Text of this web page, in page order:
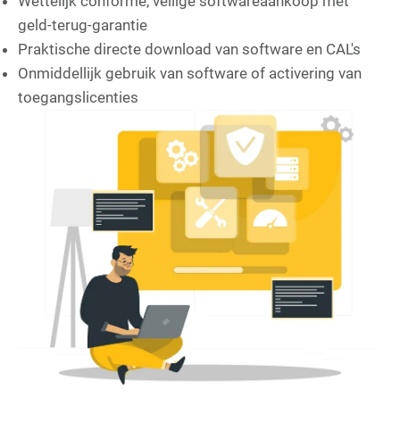
geld-terug-garantie
Praktische directe download van software en CAL's
Onmiddellijk gebruik van software of activering van
toegangslicenties